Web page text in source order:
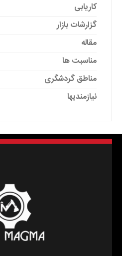
کاریابی
گزارشات بازار
مقاله
مناسبت ها
مناطق گردشگری
نیازمندیها